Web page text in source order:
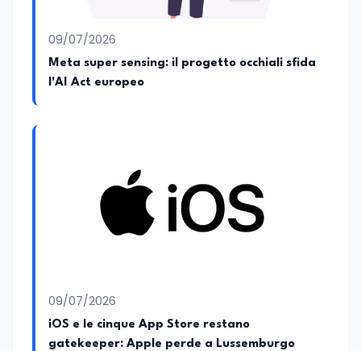
09/07/2026
Meta super sensing: il progetto occhiali sfida
l'AI Act europeo
09/07/2026
iOS e le cinque App Store restano
gatekeeper: Apple perde a Lussemburgo